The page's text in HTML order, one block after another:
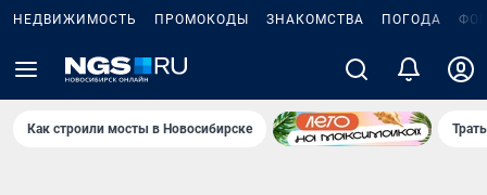
НЕДВИЖИМОСТЬ ПРОМОКОДЫ ЗНАКОМСТВА ПОГОДА
Как строили мосты в Новосибирске